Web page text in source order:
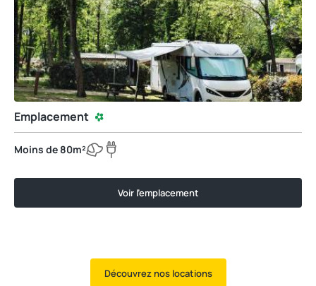
Emplacement
Moins de 80m²
Voir l'emplacement
Découvrez nos locations